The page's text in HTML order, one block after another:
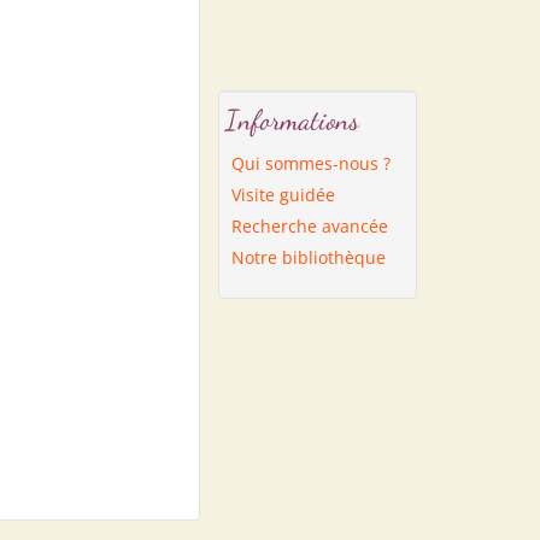
Informations
Qui sommes-nous ?
Visite guidée
Recherche avancée
Notre bibliothèque